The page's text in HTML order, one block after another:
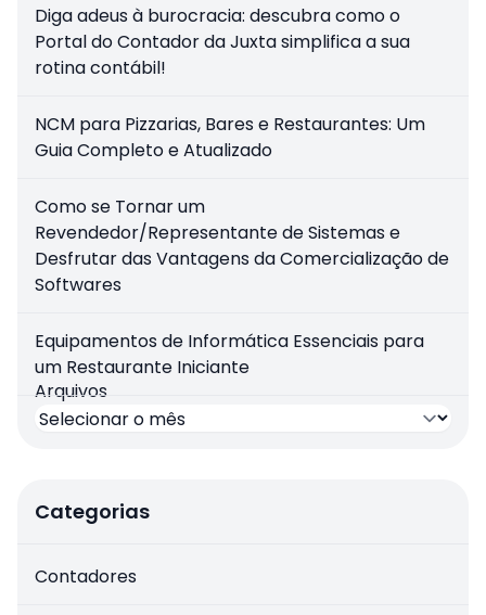
Diga adeus à burocracia: descubra como o
Portal do Contador da Juxta simplifica a sua
rotina contábil!
NCM para Pizzarias, Bares e Restaurantes: Um
Guia Completo e Atualizado
Como se Tornar um
Revendedor/Representante de Sistemas e
Desfrutar das Vantagens da Comercialização de
Softwares
Equipamentos de Informática Essenciais para
um Restaurante Iniciante
Arquivos
Categorias
Contadores